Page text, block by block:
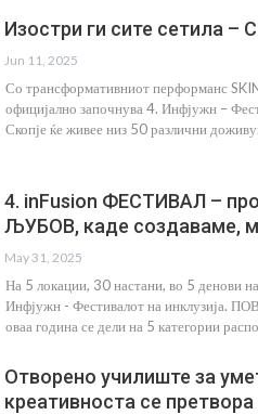
Изостри ги сите сетила –
Jun 11, 2025
Со трансформативниот перформанс
официјално започнува 4. Инфјужн –
Скопје ќе живее низ 50 различни
4. inFusion ФЕСТИВАЛ –
ЉУБОВ, каде создаваме,
May 31, 2025
На 5 локации, 30 настани, во 5 денови
Инфјужн - Фестивалот на инклузија.
оваа година се дели на 5 категории
Отворено училиште за
креативноста се